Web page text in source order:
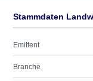
Stammdaten
Emittent
Branche